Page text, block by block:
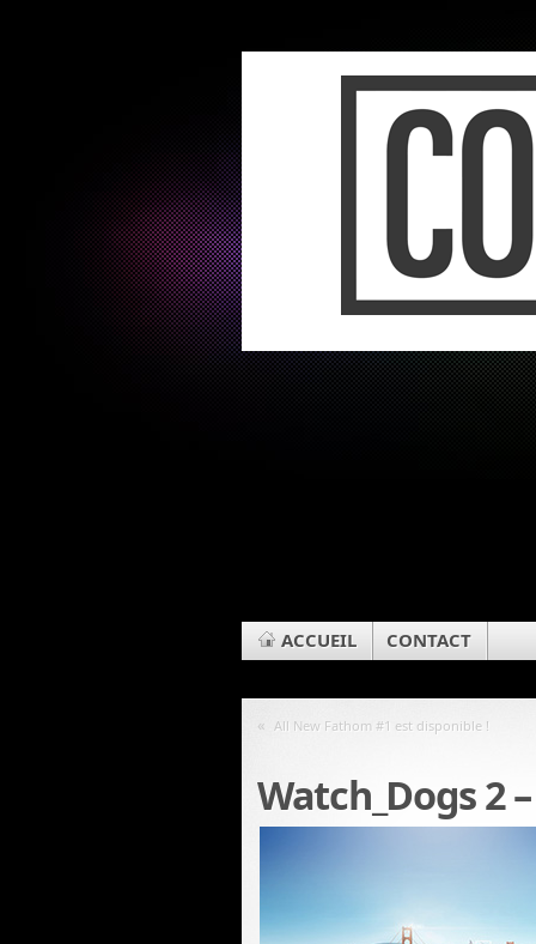
ACCUEIL CONTACT
« All New Fathom #1 est disponible !
Watch_Dogs 2